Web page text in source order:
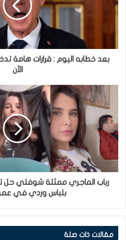
بعد خطابه اليوم : قرارات هامة
الآن
رباب الماجري ممثلة شوفلي
بلباس وردي في
مقالات ذات صلة